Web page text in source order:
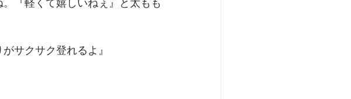
『軽くて嬉しいねぇ』と太もも
サクサク登れるよ』﻿